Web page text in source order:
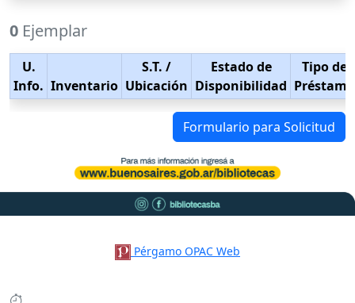
0 Ejemplar
U.
Info. Inventario
S.T. /
Ubicación
Estado de
Disponibilidad
Tipo de
Préstamo
Formulario para Solicitud
Pérgamo OPAC Web